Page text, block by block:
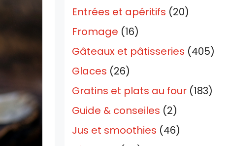
Entrées et apéritifs (20)
Fromage (16)
Gâteaux et pâtisseries (405)
Glaces (26)
Gratins et plats au four (183)
Guide & conseiles (2)
Jus et smoothies (46)